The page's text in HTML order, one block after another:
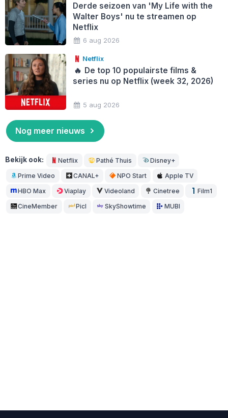
Derde seizoen van 'My Life with the
Walter Boys' nu te streamen op
Netflix
6 aug 2026
Netflix
🔥 De top 10 populairste films &
series nu op Netflix (week 32, 2026)
5 aug 2026
Nog meer nieuws
Bekijk ook: Netflix Pathé Thuis Disney+
Prime Video CANAL+ NPO Start Apple TV
HBO Max Viaplay Videoland Cinetree Film1
CineMember Picl SkyShowtime MUBI